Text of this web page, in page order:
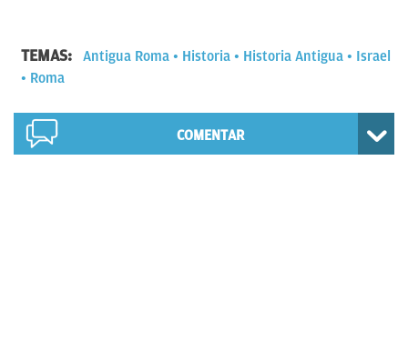
TEMAS: Antigua Roma Historia Historia Antigua
Israel
Roma
COMENTAR